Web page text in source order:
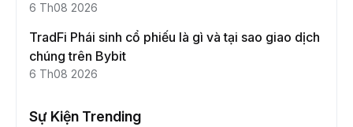
6 Th08 2026
TradFi Phái sinh cổ phiếu là gì và tại sao giao dịch
chúng trên Bybit
6 Th08 2026
Sự Kiện Trending